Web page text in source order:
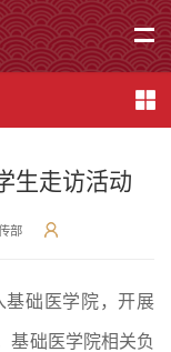
生走访活动
部
基础医学院，开展
基础医学院相关负